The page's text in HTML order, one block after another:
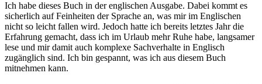
Ich habe dieses Buch in der englischen Ausgabe. Dabei kommt es
sicherlich auf Feinheiten der Sprache an, was mir im Englischen
nicht so leicht fallen wird. Jedoch hatte ich bereits letztes Jahr die
Erfahrung gemacht, dass ich im Urlaub mehr Ruhe habe, langsamer
lese und mir damit auch komplexe Sachverhalte in Englisch
zugänglich sind. Ich bin gespannt, was ich aus diesem Buch
mitnehmen kann.